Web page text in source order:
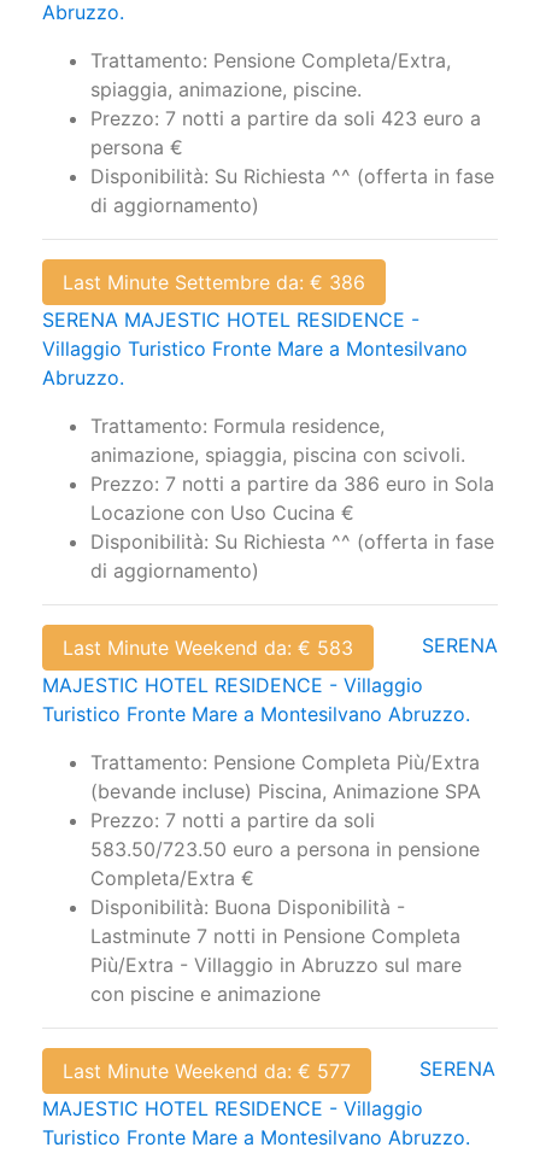
Abruzzo.
Trattamento: Pensione Completa/Extra,
spiaggia, animazione, piscine.
Prezzo: 7 notti a partire da soli 423 euro a
persona €
Disponibilità: Su Richiesta ^^ (offerta in fase
di aggiornamento)
Last Minute Settembre da: € 386
SERENA MAJESTIC HOTEL RESIDENCE -
Villaggio Turistico Fronte Mare a Montesilvano
Abruzzo.
Trattamento: Formula residence,
animazione, spiaggia, piscina con scivoli.
Prezzo: 7 notti a partire da 386 euro in Sola
Locazione con Uso Cucina €
Disponibilità: Su Richiesta ^^ (offerta in fase
di aggiornamento)
Last Minute Weekend da: € 583
SERENA
MAJESTIC HOTEL RESIDENCE - Villaggio
Turistico Fronte Mare a Montesilvano Abruzzo.
Trattamento: Pensione Completa Più/Extra
(bevande incluse) Piscina, Animazione SPA
Prezzo: 7 notti a partire da soli
583.50/723.50 euro a persona in pensione
Completa/Extra €
Disponibilità: Buona Disponibilità -
Lastminute 7 notti in Pensione Completa
Più/Extra - Villaggio in Abruzzo sul mare
con piscine e animazione
Last Minute Weekend da: € 577
SERENA
MAJESTIC HOTEL RESIDENCE - Villaggio
Turistico Fronte Mare a Montesilvano Abruzzo.